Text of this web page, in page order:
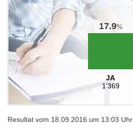
17.9%
JA
1’369
Resultat vom 18.09.2016 um 13:03 Uhr